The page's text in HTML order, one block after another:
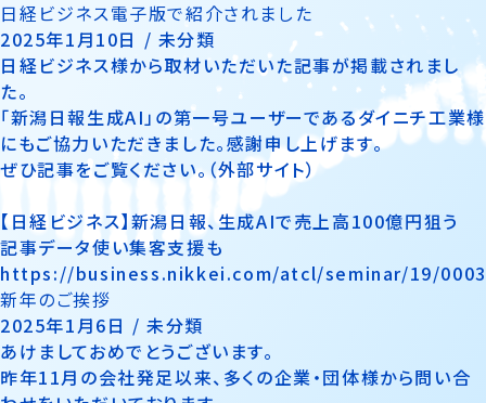
日経ビジネス電子版で紹介されました
2025年1月10日 / 未分類
日経ビジネス様から取材いただいた記事が掲載されまし
た。
「新潟日報生成AI」の第一号ユーザーであるダイニチ工業様
にもご協力いただきました。感謝申し上げます。
ぜひ記事をご覧ください。（外部サイト）
【日経ビジネス】新潟日報、生成AIで売上高100億円狙う
記事データ使い集客支援も
https://business.nikkei.com/atcl/seminar/19/
新年のご挨拶
2025年1月6日 /未分類
あけましておめでとうございます。
昨年11月の会社発足以来、多くの企業・団体様から問い合